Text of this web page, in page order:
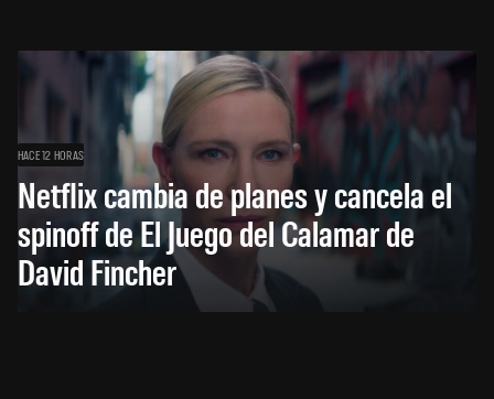
HACE 12 HORAS
Netflix cambia de planes y cancela el
spinoff de El Juego del Calamar de
David Fincher